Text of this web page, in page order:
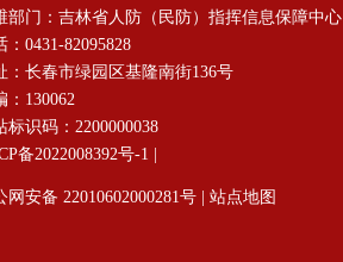
部门：吉林省人防（民防）指挥信息保障中心
：0431-82095828
：长春市绿园区基隆南街136号
：130062
标识码：2200000038
备2022008392号-1
网安备 22010602000281号| 站点地图